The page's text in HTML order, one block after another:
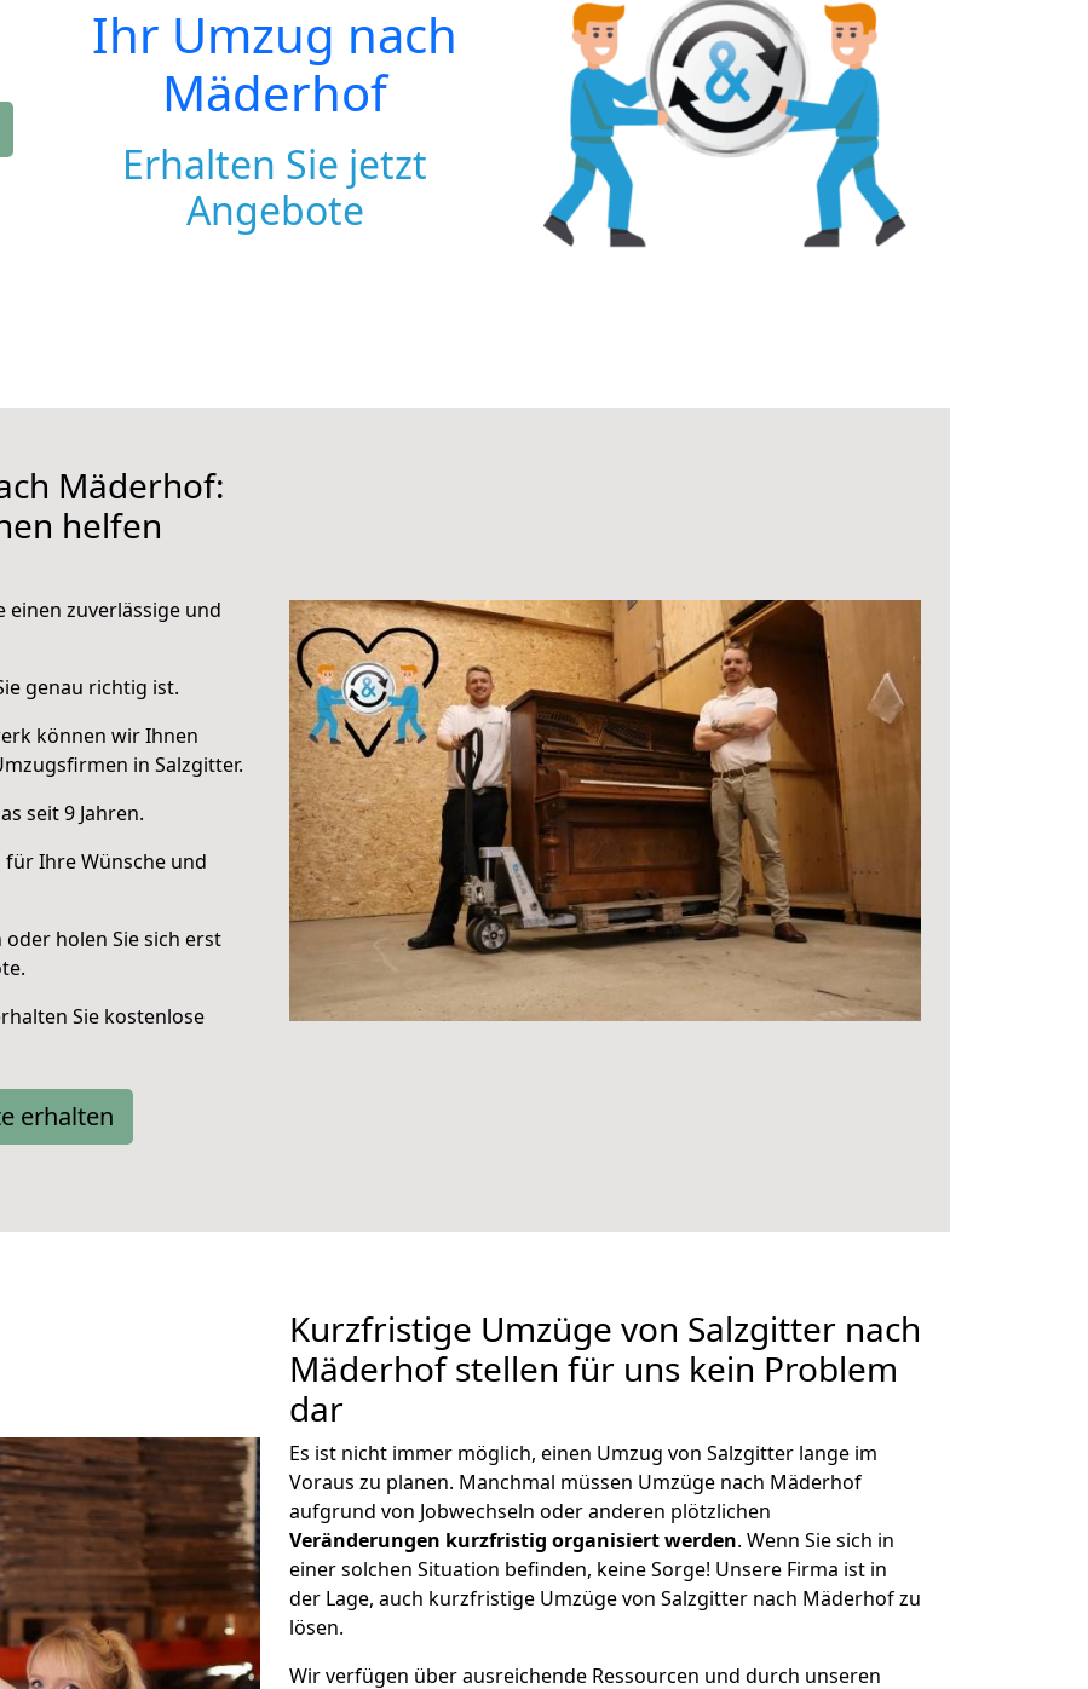
Ihr Umzug nach
Mäderhof
Erhalten Sie jetzt
Angebote
Mäderhof:
helfen
einen zuverlässige und
genau richtig ist.
können wir Ihnen
in Salzgitter.
seit 9 Jahren.
Ihre Wünsche und
holen Sie sich erst
Sie kostenlose
erhalten
Kurzfristige Umzüge von Salzgitter nach
Mäderhof stellen für uns kein Problem
dar
Es ist nicht immer möglich, einen Umzug von Salzgitter lange im
Voraus zu planen. Manchmal müssen Umzüge nach Mäderhof
aufgrund von Jobwechseln oder anderen plötzlichen
Veränderungen kurzfristig organisiert werden. Wenn Sie sich in
einer solchen Situation befinden, keine Sorge! Unsere Firma ist in
der Lage, auch kurzfristige Umzüge von Salzgitter nach Mäderhof zu
lösen.
Wir verfügen über ausreichende Ressourcen und durch unseren